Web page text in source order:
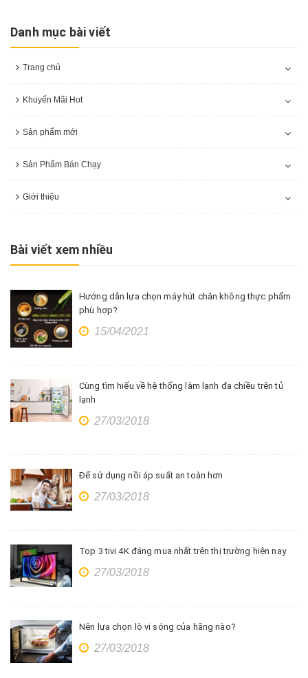
Danh mục bài viết
Trang chủ
Khuyến Mãi Hot
Sản phẩm mới
Sản Phẩm Bán Chạy
Giới thiệu
Bài viết xem nhiều
Hướng dẫn lựa chọn máy hút chân không thực phẩm
phù hợp?
15/04/2021
Cùng tìm hiểu về hệ thống làm lạnh đa chiều trên tủ
lạnh
27/03/2018
Để sử dụng nồi áp suất an toàn hơn
27/03/2018
Top 3 tivi 4K đáng mua nhất trên thị trường hiện nay
27/03/2018
Nên lựa chọn lò vi sóng của hãng nào?
27/03/2018